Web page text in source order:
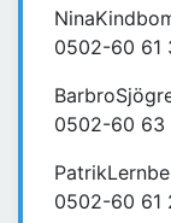
0502-60 61
0502-60 63
0502-60 61